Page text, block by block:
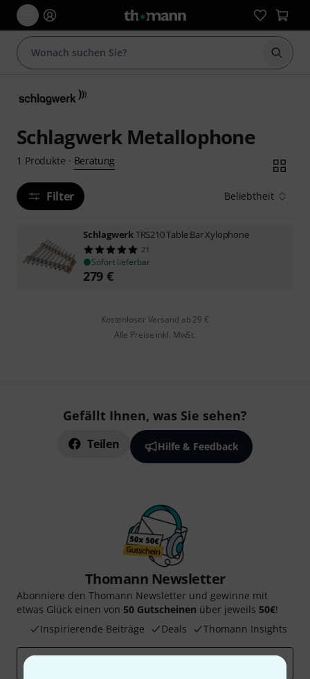
Suche
Schlagwerk Metallophone
1 Produkte · Beratung
Filter Beliebtheit
SchlagwerkTRS210 Table Bar Xylophone
21
Sofort lieferbar
279 €
Kostenloser Versand ab 29 €
Alle Preise inkl. MwSt.
Gefällt Ihnen, was Sie sehen?
Teilen Hilfe & Feedback
Thomann Newsletter
Abonniere den Thomann Newsletter und gewinne mit
etwas Glück einen von 50 Gutscheinen über jeweils 50€!
Inspirierende Beiträge
Deals Thomann Insights